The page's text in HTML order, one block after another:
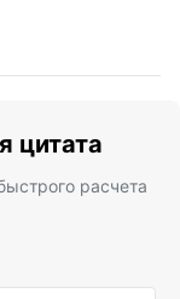
цитата
расчета